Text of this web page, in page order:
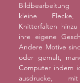
Bildbearbeitung
kleine
Knitterfalten
ihre eigene
Andere Motive
oder gemalt,
Computer indem
ausdrucke,